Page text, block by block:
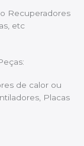
Recuperadores
etc
de calor ou
Placas